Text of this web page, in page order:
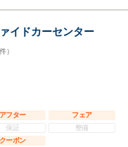
イドカーセンター
件）
アフター
フェア
保証
整備
クーポン